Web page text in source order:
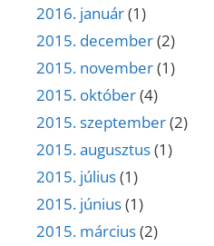
2016. január(1)
2015. december(2)
2015. november(1)
2015. október(4)
2015. szeptember(2)
2015. augusztus(1)
2015. július(1)
2015. június(1)
2015. március(2)